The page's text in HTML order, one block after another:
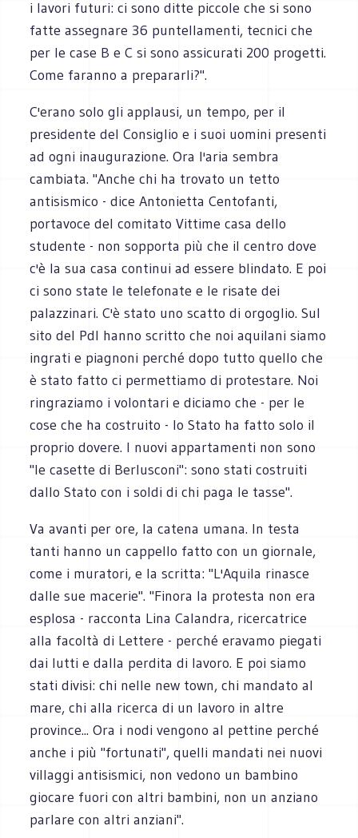
i lavori futuri: ci sono ditte piccole che si sono
fatte assegnare 36 puntellamenti, tecnici che
per le case B e C si sono assicurati 200 progetti.
Come faranno a prepararli?".
C'erano solo gli applausi, un tempo, per il
presidente del Consiglio e i suoi uomini presenti
ad ogni inaugurazione. Ora l'aria sembra
cambiata. "Anche chi ha trovato un tetto
antisismico - dice Antonietta Centofanti,
portavoce del comitato Vittime casa dello
studente - non sopporta più che il centro dove
c'è la sua casa continui ad essere blindato. E poi
ci sono state le telefonate e le risate dei
palazzinari. C'è stato uno scatto di orgoglio. Sul
sito del Pdl hanno scritto che noi aquilani siamo
ingrati e piagnoni perché dopo tutto quello che
è stato fatto ci permettiamo di protestare. Noi
ringraziamo i volontari e diciamo che - per le
cose che ha costruito - lo Stato ha fatto solo il
proprio dovere. I nuovi appartamenti non sono
"le casette di Berlusconi": sono stati costruiti
dallo Stato con i soldi di chi paga le tasse".
Va avanti per ore, la catena umana. In testa
tanti hanno un cappello fatto con un giornale,
come i muratori, e la scritta: "L'Aquila rinasce
dalle sue macerie". "Finora la protesta non era
esplosa - racconta Lina Calandra, ricercatrice
alla facoltà di Lettere - perché eravamo piegati
dai lutti e dalla perdita di lavoro. E poi siamo
stati divisi: chi nelle new town, chi mandato al
mare, chi alla ricerca di un lavoro in altre
province... Ora i nodi vengono al pettine perché
anche i più "fortunati", quelli mandati nei nuovi
villaggi antisismici, non vedono un bambino
giocare fuori con altri bambini, non un anziano
parlare con altri anziani".